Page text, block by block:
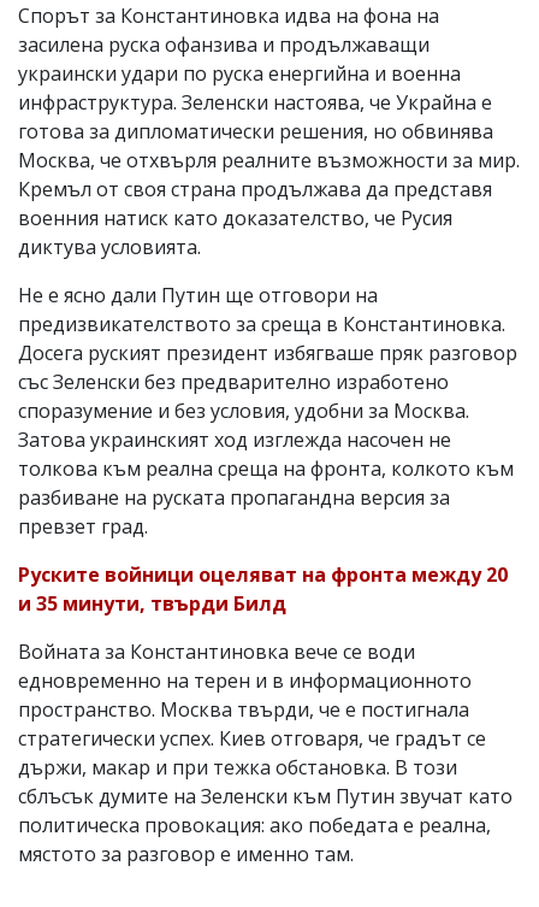
Спорът за Константиновка идва на фона на
засилена руска офанзива и продължаващи
украински удари по руска енергийна и военна
инфраструктура. Зеленски настоява, че Украйна е
готова за дипломатически решения, но обвинява
Москва, че отхвърля реалните възможности за мир.
Кремъл от своя страна продължава да представя
военния натиск като доказателство, че Русия
диктува условията.
Не е ясно дали Путин ще отговори на
предизвикателството за среща в Константиновка.
Досега руският президент избягваше пряк разговор
със Зеленски без предварително изработено
споразумение и без условия, удобни за Москва.
Затова украинският ход изглежда насочен не
толкова към реална среща на фронта, колкото към
разбиване на руската пропагандна версия за
превзет град.
Руските войници оцеляват на фронта между 20
и 35 минути, твърди Билд
Войната за Константиновка вече се води
едновременно на терен и в информационното
пространство. Москва твърди, че е постигнала
стратегически успех. Киев отговаря, че градът се
държи, макар и при тежка обстановка. В този
сблъсък думите на Зеленски към Путин звучат като
политическа провокация: ако победата е реална,
мястото за разговор е именно там.